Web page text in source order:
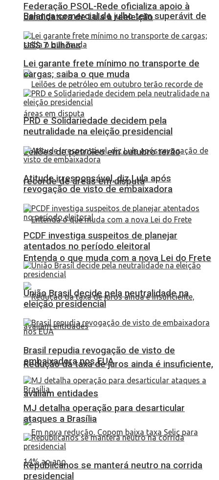
Balança comercial de julho tem superávit de
US$ 7 bilhões
Leilões de petróleo em outubro terão
recorde de áreas em disputa
Entenda o que muda com a nova Lei do Frete
Redução da taxa de juros ainda é insuficiente,
avaliam entidades
Federação PSOL-Rede oficializa apoio à
candidatura de Lula à reeleição
Lei garante frete mínimo no transporte de
cargas; saiba o que muda
PRD e Solidariedade decidem pela
neutralidade na eleição presidencial
Atitude irresponsável, diz Lula após
revogação de visto de embaixadora
PCDF investiga suspeitos de planejar
atentados no período eleitoral
União Brasil decide pela neutralidade na
eleição presidencial
Brasil repudia revogação de visto de
embaixadora nos EUA
MJ detalha operação para desarticular
ataques a Brasília
Republicanos se manterá neutro na corrida
presidencial